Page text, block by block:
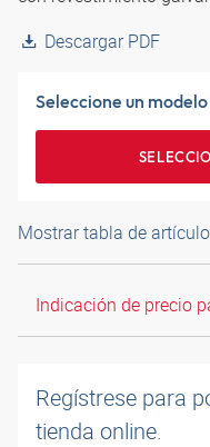
Descargar PDF
Seleccione un modelo
Mostrar tabla de
Indicación de precio
Regístrese para
tienda online.